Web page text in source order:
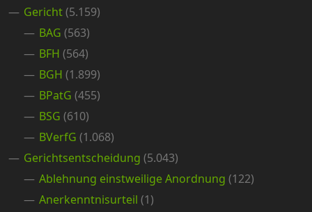
Gericht(5.159)
BAG (563)
BFH (564)
BGH (1.899)
BPatG (455)
BSG (610)
BVerfG (1.068)
Gerichtsentscheidung (5.043)
Ablehnung einstweilige Anordnung (122)
Anerkenntnisurteil (1)